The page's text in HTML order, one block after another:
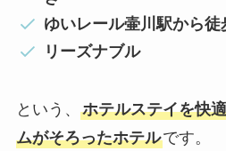
ゆいレール壷川駅から徒
リーズナブル
という、 ホテルステイを快
ムがそろったホテルです。